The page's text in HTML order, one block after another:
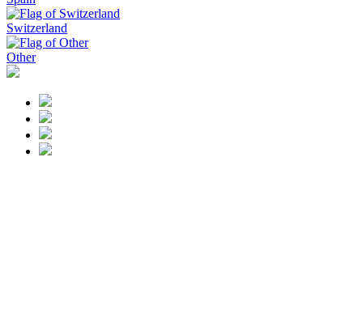
Switzerland
Other